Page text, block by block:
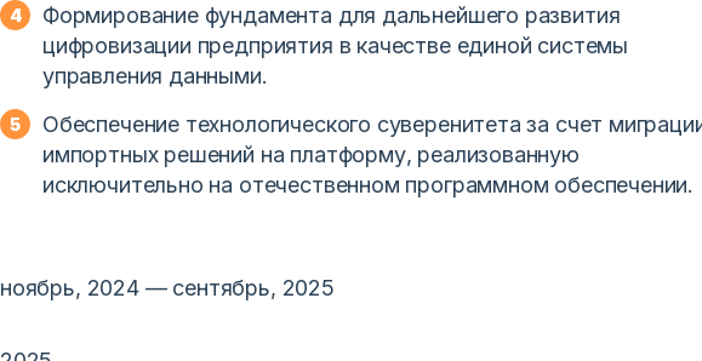
Формирование фундамента для дальнейшего развития
цифровизации предприятия в качестве единой системы
управления данными.
Обеспечение технологического суверенитета за счет
импортных решений на платформу, реализованную
исключительно на отечественном программном обеспечении.
ноябрь, 2024 — сентябрь, 2025